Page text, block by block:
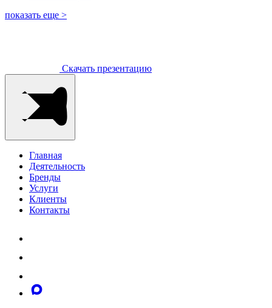
показать еще >
Скачать презентацию
Главная
Деятельность
Бренды
Услуги
Клиенты
Контакты